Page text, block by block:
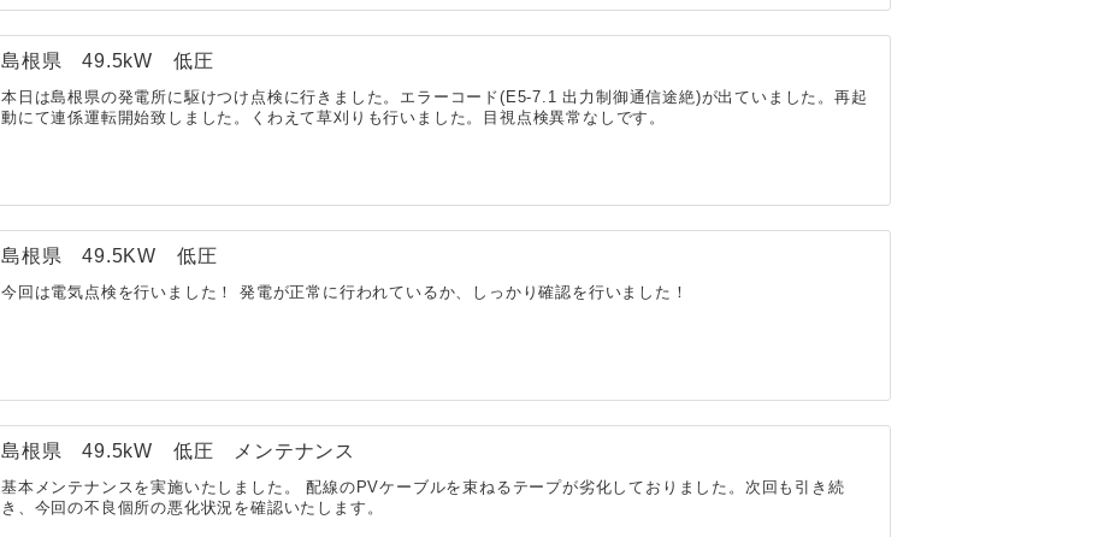
島根県 49.5kW 低圧
本日は島根県の発電所に駆けつけ点検に行きました。エラーコード(E5-7.1 出力制御通信途絶)が出ていました。再起
動にて連係運転開始致しました。くわえて草刈りも行いました。目視点検異常なしです。
島根県 49.5KW 低圧
今回は電気点検を行いました！ 発電が正常に行われているか、しっかり確認を行いました！
島根県 49.5kW 低圧 メンテナンス
基本メンテナンスを実施いたしました。 配線のPVケーブルを束ねるテープが劣化しておりました。次回も引き続
き、今回の不良個所の悪化状況を確認いたします。